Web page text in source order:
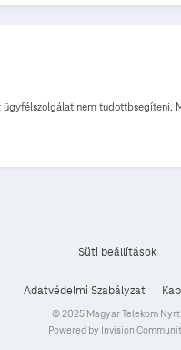
ügyfélszolgálat nem tudottbsegíteni.
Süti beállítások
Adatvédelmi Szabályzat
© 2025 Magyar Telekom Nyrt.
Powered by Invision